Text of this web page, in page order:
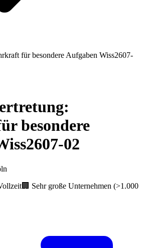
für besondere Aufgaben Wiss2607-
besondere
02
🏢 Sehr große Unternehmen (>1.000